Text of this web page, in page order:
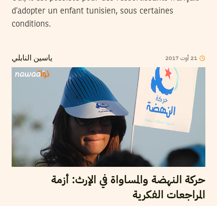
d’adopter un enfant tunisien, sous certaines
conditions.
ياسين النابلي 21 أوت2017
حركة النهضة والمساواة في الإرث: أزمة
المراجعات الفكرية